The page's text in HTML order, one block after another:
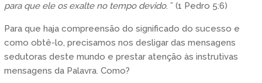
para que ele os exalte no tempo devido. ” (1 Pedro 5:6)
Para que haja compreensão do significado do sucesso e
como obtê-lo, precisamos nos desligar das mensagens
sedutoras deste mundo e prestar atenção às instrutivas
mensagens da Palavra. Como?